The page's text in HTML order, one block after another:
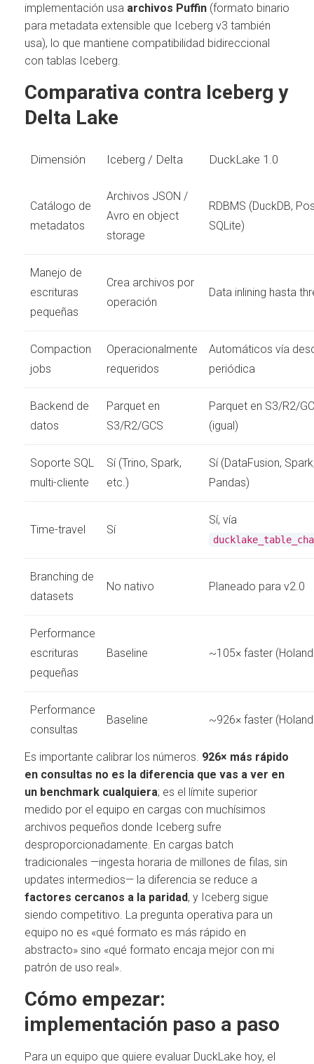
implementación usa archivos Puffin (formato binario
para metadata extensible que Iceberg v3 también
usa), lo que mantiene compatibilidad bidireccional
con tablas Iceberg.
Comparativa contra Iceberg y
Delta Lake
Dimensión Iceberg / Delta DuckLake 1.0
Catálogo de
metadatos
Archivos JSON /
Avro en object
storage
RDBMS (DuckDB,
SQLite)
Manejo de
escrituras
pequeñas
Crea archivos por
operación
Data inlining hasta
Compaction
jobs
Operacionalmente
requeridos
Automáticos vía
periódica
Backend de
datos
Parquet en
S3/R2/GCS
Parquet en S3/R2/
(igual)
Soporte SQL
multi-cliente
Sí (Trino, Spark,
etc.)
Sí (DataFusion,
Pandas)
Time-travel Sí
Sí, vía
Branching de
datasets
No nativo Planeado para v2.0
Performance
escrituras
pequeñas
Baseline ~105× faster
Performance
consultas
Baseline ~926× faster
Es importante calibrar los números. 926× más rápido
en consultas no es la diferencia que vas a ver en
un benchmark cualquiera; es el límite superior
medido por el equipo en cargas con muchísimos
archivos pequeños donde Iceberg sufre
desproporcionadamente. En cargas batch
tradicionales —ingesta horaria de millones de filas, sin
updates intermedios— la diferencia se reduce a
factores cercanos a la paridad, y Iceberg sigue
siendo competitivo. La pregunta operativa para un
equipo no es «qué formato es más rápido en
abstracto» sino «qué formato encaja mejor con mi
patrón de uso real».
Cómo empezar:
implementación paso a paso
Para un equipo que quiere evaluar DuckLake hoy, el